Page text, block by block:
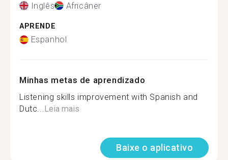
Inglês Africâner
APRENDE
Espanhol
Minhas metas de aprendizado
Listening skills improvement with Spanish and
Dutc...Leia mais
Baixe o aplicativo